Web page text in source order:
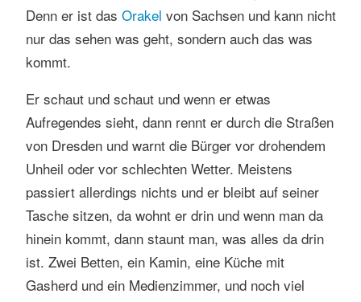
Denn er ist das Orakel von Sachsen und kann nicht
nur das sehen was geht, sondern auch das was
kommt.
Er schaut und schaut und wenn er etwas
Aufregendes sieht, dann rennt er durch die Straßen
von Dresden und warnt die Bürger vor drohendem
Unheil oder vor schlechten Wetter. Meistens
passiert allerdings nichts und er bleibt auf seiner
Tasche sitzen, da wohnt er drin und wenn man da
hinein kommt, dann staunt man, was alles da drin
ist. Zwei Betten, ein Kamin, eine Küche mit
Gasherd und ein Medienzimmer, und noch viel
r
h
t
l
a
s
s